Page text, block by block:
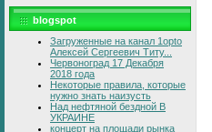
blogspot
Загруженные на канал 1opto
Алексей Сергеевич Титу...
Червоноград 17 Декабря
2018 года
Некоторые правила, которые
нужно знать наизусть
Над нефтяной бездной В
УКРАИНЕ
концерт на площади рынка